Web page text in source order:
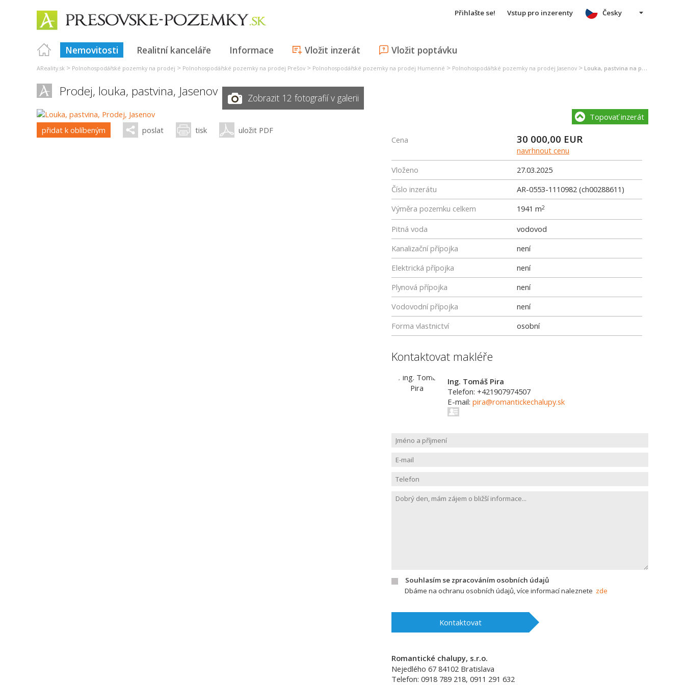
Přihlašte se! Vstup pro inzerenty
Nemovitosti Realitní kanceláře Informace Vložit inzerát Vložit poptávku
Česky
AReality.sk > Polnohospodářské pozemky na prodej > Polnohospodářské pozemky na prodej Prešov > Polnohospodářské pozemky na prodej Humenné > Polnohospodářské pozemky na prodej Jasenov > Louka, pastvina na prodej Jasenov
Prodej, louka, pastvina, Jasenov Zobrazit 12 fotografií v galerii
přidat k oblíbeným poslat tisk uložit PDF
Topovať inzerát
Cena 30 000,00 EUR
navrhnout cenu
Vloženo
27.03.2025
Číslo inzerátu
AR-0553-1110982 (ch00288611)
Výměra pozemku celkem
1941 m2
Pitná voda
vodovod
Kanalizační přípojka
není
Elektrická přípojka
není
Plynová přípojka
není
Vodovodní přípojka
není
Forma vlastnictví
osobní
Kontaktovat makléře
Ing. Tomáš Pira
Telefon: +421907974507
E-mail: pira@romantickechalupy.sk
Souhlasím se zpracováním osobních údajů
Dbáme na ochranu osobních údajů, více informací naleznete zde
Kontaktovat
Romantické chalupy, s.r.o.
Nejedlého 67 84102 Bratislava
Telefon: 0918 789 218, 0911 291 632